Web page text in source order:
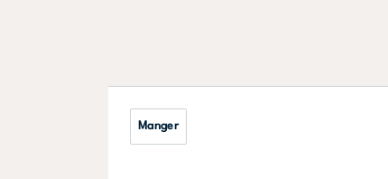
Manger